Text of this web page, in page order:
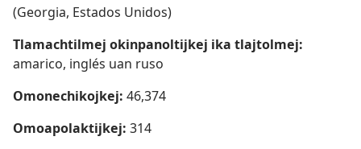
(Georgia, Estados Unidos)
Tlamachtilmej okinpanoltijkej ika tlajtolmej:
amarico, inglés uan ruso
Omonechikojkej: 46,374
Omoapolaktijkej: 314